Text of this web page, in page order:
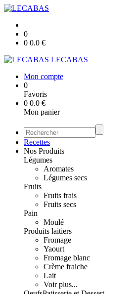
0
0 0.0 €
LECABAS
Mon compte
0
Favoris
0 0.0 €
Mon panier
Recettes
Nos Produits
Légumes
Aromates
Légumes secs
Fruits
Fruits frais
Fruits secs
Pain
Moulé
Produits laitiers
Fromage
Yaourt
Fromage blanc
Crème fraiche
Lait
Voir plus...